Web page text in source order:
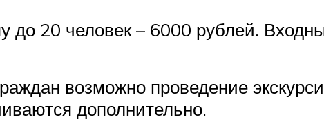
до 20 человек – 6000 рублей.
возможно проведение
дополнительно.